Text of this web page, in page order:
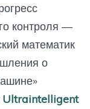
контроля —
математик
о
Ultraintelligent